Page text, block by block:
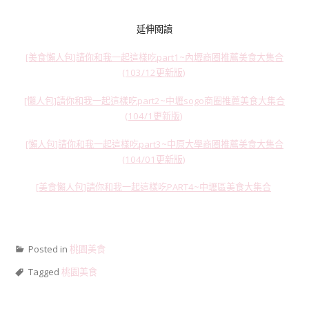
延伸閱讀
[美食懶人包]請你和我一起這樣吃part1~內壢商圈推薦美食大集合
(103/12更新版)
[懶人包]請你和我一起這樣吃part2~中壢sogo商圈推薦美食大集合
(104/1更新版)
[懶人包]請你和我一起這樣吃part3~中原大學商圈推薦美食大集合
(104/01更新版)
[美食懶人包]請你和我一起這樣吃PART4~中壢區美食大集合
Posted in 桃園美食
Tagged 桃園美食